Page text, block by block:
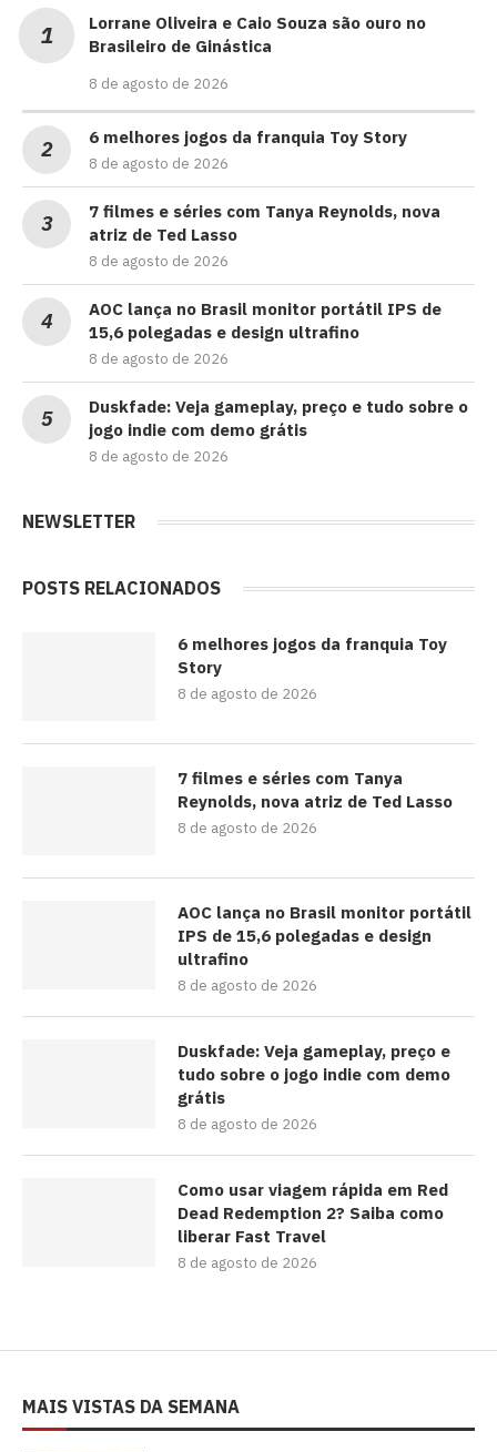
Lorrane Oliveira e Caio Souza são ouro no
Brasileiro de Ginástica
8 de agosto de 2026
6 melhores jogos da franquia Toy Story
8 de agosto de 2026
7 filmes e séries com Tanya Reynolds, nova
atriz de Ted Lasso
8 de agosto de 2026
AOC lança no Brasil monitor portátil IPS de
15,6 polegadas e design ultrafino
8 de agosto de 2026
Duskfade: Veja gameplay, preço e tudo sobre o
jogo indie com demo grátis
8 de agosto de 2026
NEWSLETTER
POSTS RELACIONADOS
6 melhores jogos da franquia Toy
Story
8 de agosto de 2026
7 filmes e séries com Tanya
Reynolds, nova atriz de Ted Lasso
8 de agosto de 2026
AOC lança no Brasil monitor portátil
IPS de 15,6 polegadas e design
ultrafino
8 de agosto de 2026
Duskfade: Veja gameplay, preço e
tudo sobre o jogo indie com demo
grátis
8 de agosto de 2026
Como usar viagem rápida em Red
Dead Redemption 2? Saiba como
liberar Fast Travel
8 de agosto de 2026
MAIS VISTAS DA SEMANA